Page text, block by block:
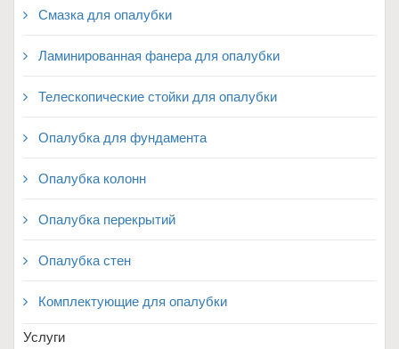
Смазка для опалубки
Ламинированная фанера для опалубки
Телескопические стойки для опалубки
Опалубка для фундамента
Опалубка колонн
Опалубка перекрытий
Опалубка стен
Комплектующие для опалубки
Услуги